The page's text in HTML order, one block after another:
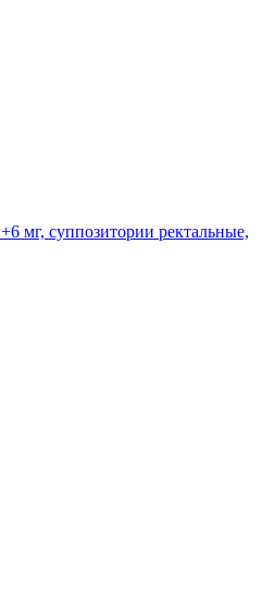
мг, суппозитории ректальные,